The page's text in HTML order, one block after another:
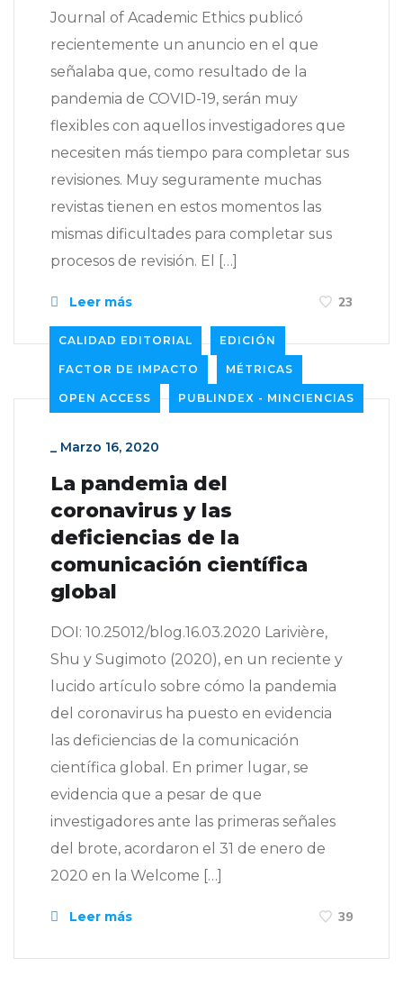
Journal of Academic Ethics publicó
recientemente un anuncio en el que
señalaba que, como resultado de la
pandemia de COVID-19, serán muy
flexibles con aquellos investigadores que
necesiten más tiempo para completar sus
revisiones. Muy seguramente muchas
revistas tienen en estos momentos las
mismas dificultades para completar sus
procesos de revisión. El […]
Leer más 23
CALIDAD EDITORIAL EDICIÓN
FACTOR DE IMPACTO MÉTRICAS
OPEN ACCESS PUBLINDEX - MINCIENCIAS
_ Marzo 16, 2020
La pandemia del
coronavirus y las
deficiencias de la
comunicación científica
global
DOI: 10.25012/blog.16.03.2020 Larivière,
Shu y Sugimoto (2020), en un reciente y
lucido artículo sobre cómo la pandemia
del coronavirus ha puesto en evidencia
las deficiencias de la comunicación
científica global. En primer lugar, se
evidencia que a pesar de que
investigadores ante las primeras señales
del brote, acordaron el 31 de enero de
2020 en la Welcome […]
Leer más 39